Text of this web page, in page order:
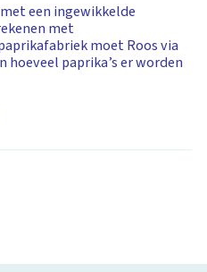
een ingewikkelde
met
moet Roos via
paprika’s er worden